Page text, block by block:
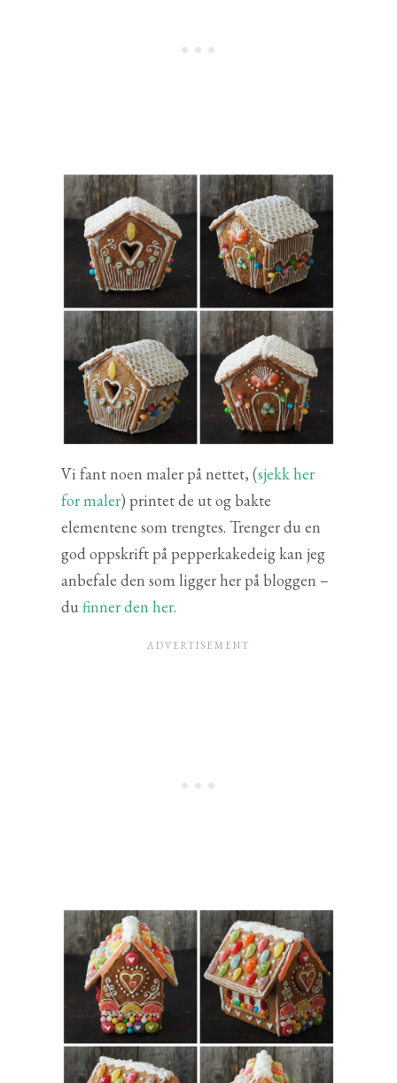
Vi fant noen maler på nettet, (sjekk her
for maler) printet de ut og bakte
elementene som trengtes. Trenger du en
god oppskrift på pepperkakedeig kan jeg
anbefale den som ligger her på bloggen –
du finner den her.